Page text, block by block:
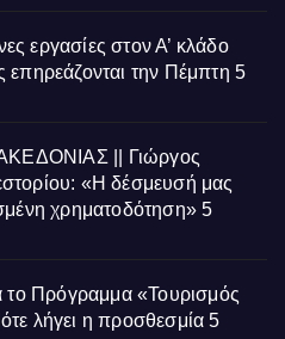
εργασίες στον Α’ κλάδο
επηρεάζονται την Πέμπτη 5
|| Γιώργος
«Η δέσμευσή μας
χρηματοδότηση» 5
το Πρόγραμμα «Τουρισμός
λήγει η προσθεσμία 5